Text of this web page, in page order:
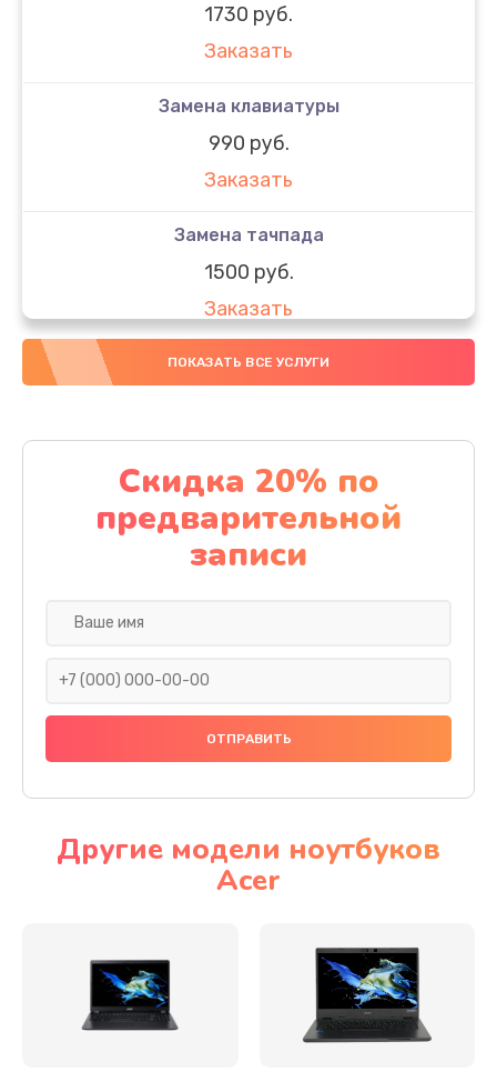
1730 руб.
Заказать
Замена клавиатуры
990 руб.
Заказать
Замена тачпада
1500 руб.
Заказать
Замена южного моста
Заказать
Чистка от пыли
1060 руб.
Заказать
Ремонт подсветки
Настройка BIOS
Замена видеочипа
ПОКАЗАТЬ ВСЕ УСЛУГИ
Скидка 20% по
предварительной
записи
Другие модели ноутбуков
Acer